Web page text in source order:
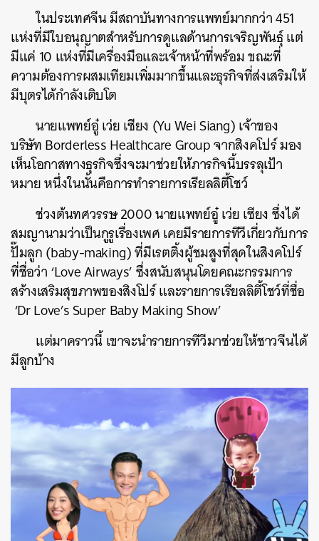
ในประเทศจีน มีสถาบันทางการแพทย์มากกว่า 451
แห่งที่มีใบอนุญาตสำหรับการดูแลด้านการเจริญพันธุ์ แต่
มีแค่ 10 แห่งที่มีเครื่องมือและเจ้าหน้าที่พร้อม ขณะที่
ความต้องการผสมเทียมเพิ่มมากขึ้นและธุรกิจที่ส่งเสริมให้
มีบุตรได้กำลังเติบโต
นายแพทย์อู๋ เว่ย เซียง (Yu Wei Siang) เจ้าของ
บริษัท Borderless Healthcare Group จากสิงคโปร์ มอง
เห็นโอกาสทางธุรกิจซึ่งจะมาช่วยให้ภารกิจนี้บรรลุเป้า
หมาย หนึ่งในนั้นคือการทำรายการเรียลลิตี้โชว์
ช่วงต้นทศวรรษ 2000 นายแพทย์อู๋ เว่ย เซียง ซึ่งได้
สมญานามว่าเป็นกูรูเรื่องเพศ เคยมีรายการทีวีเกี่ยวกับการ
ปั๊มลูก (baby-making) ที่มีเรตติ้งผู้ชมสูงที่สุดในสิงคโปร์
ที่ชื่อว่า ‘Love Airways’ ซึ่งสนับสนุนโดยคณะกรรมการ
สร้างเสริมสุขภาพของสิงโปร์ และรายการเรียลลิตี้โชว์ที่ชื่อ
‘Dr Love’s Super Baby Making Show’
แต่มาคราวนี้ เขาจะนำรายการทีวีมาช่วยให้ชาวจีนได้
มีลูกบ้าง